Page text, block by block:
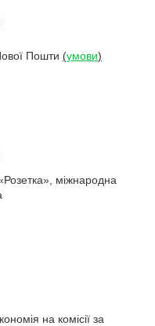
Пошти (умови)
міжнародна
на комісії за